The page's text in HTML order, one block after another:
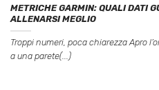
METRICHE GARMIN: QUALI DATI
ALLENARSI MEGLIO
Troppi numeri, poca chiarezza Apro
a una parete(...)